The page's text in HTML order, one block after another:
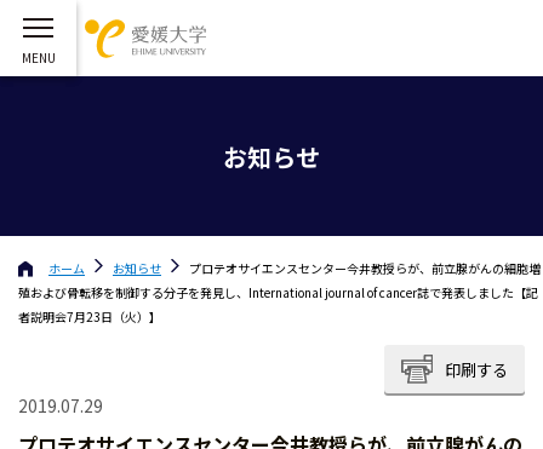
お知らせ
ホーム お知らせ
プロテオサイエンスセンター今井教授らが、前立腺がんの細胞増
殖および骨転移を制御する分子を発見し、International journal of cancer誌で発表しました【記
者説明会7月23日（火）】
印刷する
2019.07.29